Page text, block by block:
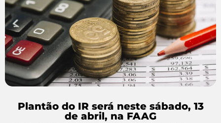
Plantão do IR será neste sábado, 13
de abril, na FAAG